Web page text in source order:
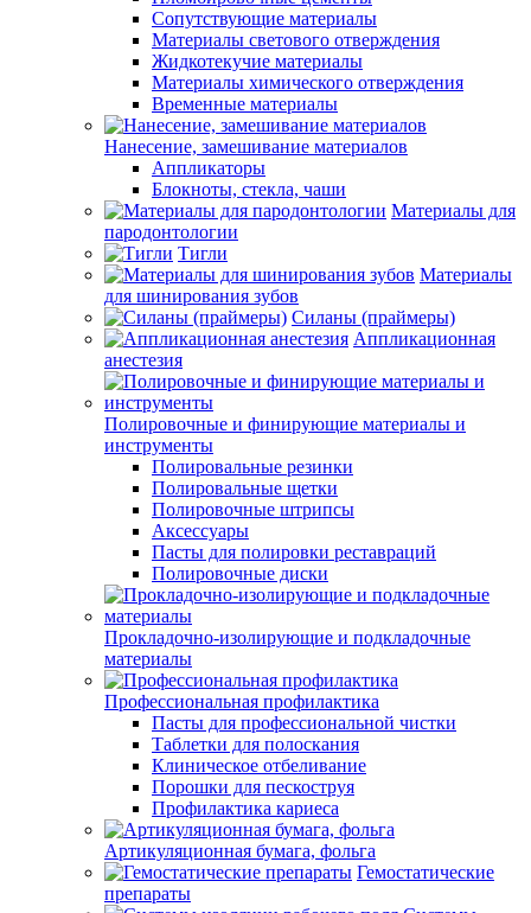
Сопутствующие материалы
Материалы светового отверждения
Жидкотекучие материалы
Материалы химического отверждения
Временные материалы
Нанесение, замешивание материалов
Аппликаторы
Блокноты, стекла, чаши
Материалы для
пародонтологии
Тигли
Материалы
для шинирования зубов
Силаны (праймеры)
Аппликационная
анестезия
Полировочные и финирующие материалы и
инструменты
Полировальные резинки
Полировальные щетки
Полировочные штрипсы
Аксессуары
Пасты для полировки реставраций
Полировочные диски
Прокладочно-изолирующие и подкладочные
материалы
Профессиональная профилактика
Пасты для профессиональной чистки
Таблетки для полоскания
Клиническое отбеливание
Порошки для пескоструя
Профилактика кариеса
Артикуляционная бумага, фольга
Гемостатические
препараты